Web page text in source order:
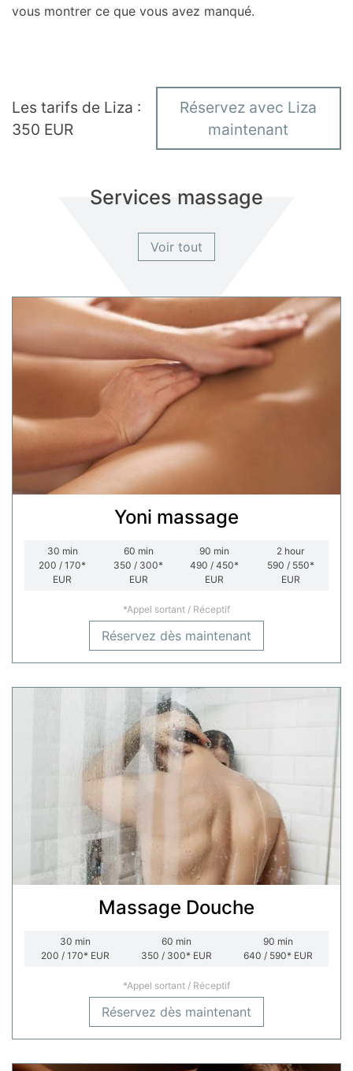
vous montrer ce que vous avez manqué.
Les tarifs de Liza :
350 EUR
Réservez avec Liza
maintenant
Services massage
Voir tout
Yoni massage
30 min
200 / 170*
EUR
60 min
350 / 300*
EUR
90 min
490 / 450*
EUR
2 hour
590 / 550*
EUR
*Appel sortant / Réceptif
Réservez dès maintenant
Massage Douche
30 min
200 / 170* EUR
60 min
350 / 300* EUR
90 min
640 / 590* EUR
*Appel sortant / Réceptif
Réservez dès maintenant